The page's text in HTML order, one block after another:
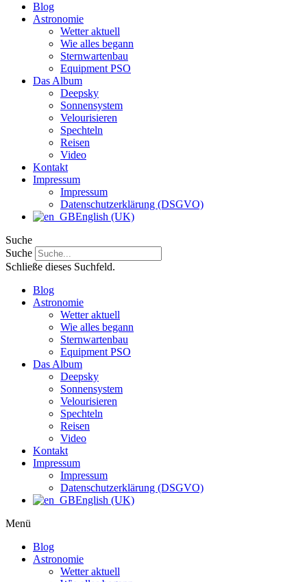
Blog
Astronomie
Wetter aktuell
Wie alles begann
Sternwartenbau
Equipment PSO
Das Album
Deepsky
Sonnensystem
Velourisieren
Spechteln
Reisen
Video
Kontakt
Impressum
Impressum
Datenschutzerklärung (DSGVO)
English (UK)
Suche
Suche
Schließe dieses Suchfeld.
Blog
Astronomie
Wetter aktuell
Wie alles begann
Sternwartenbau
Equipment PSO
Das Album
Deepsky
Sonnensystem
Velourisieren
Spechteln
Reisen
Video
Kontakt
Impressum
Impressum
Datenschutzerklärung (DSGVO)
English (UK)
Menü
Blog
Astronomie
Wetter aktuell